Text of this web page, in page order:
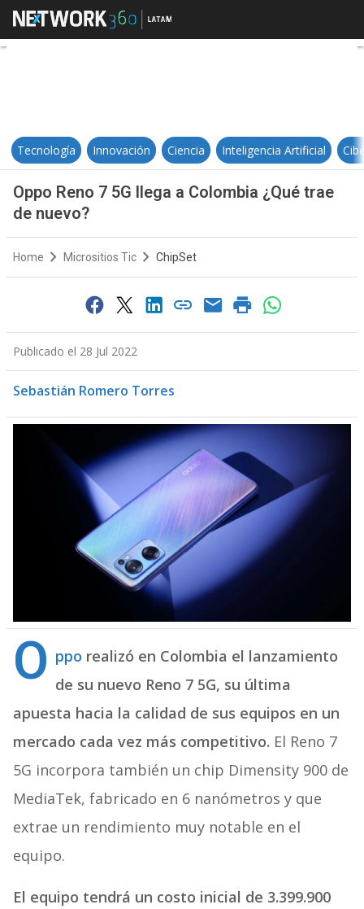
Oppo Reno 7 5G llega a
Tecnología Innovación Ciencia Inteligencia Artificial
Oppo Reno 7 5G llega a Colombia ¿Qué trae
de nuevo?
Home Micrositios Tic ChipSet
Publicado el 28 Jul 2022
Sebastián Romero Torres
O ppo realizó en Colombia el lanzamiento
de su nuevo Reno 7 5G, su última
apuesta hacia la calidad de sus equipos en un
mercado cada vez más competitivo. El Reno 7
5G incorpora también un chip Dimensity 900 de
MediaTek, fabricado en 6 nanómetros y que
extrae un rendimiento muy notable en el
equipo.
El equipo tendrá un costo inicial de 3.399.900